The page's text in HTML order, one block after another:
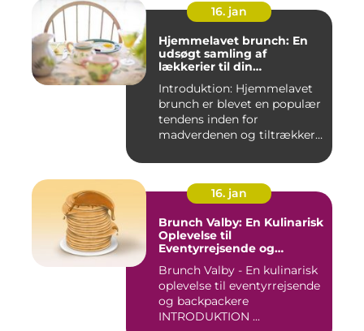
16. jan
Hjemmelavet brunch: En
udsøgt samling af
lækkerier til din
Introduktion: Hjemmelavet
brunch er blevet en populær
tendens inden for
madverdenen og tiltrækker
16. jan
Brunch Valby: En Kulinarisk
Oplevelse til
Eventyrrejsende og
Brunch Valby - En kulinarisk
oplevelse til eventyrrejsende
og backpackere
INTRODUKTION ...